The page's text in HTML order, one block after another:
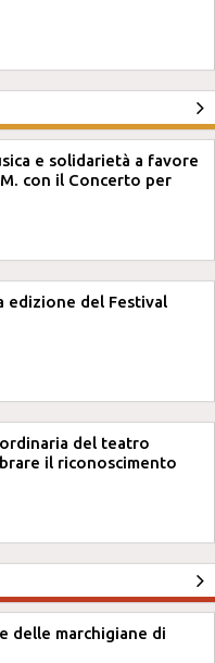
e solidarietà a favore
con il Concerto per
edizione del Festival
del teatro
il riconoscimento
delle marchigiane di